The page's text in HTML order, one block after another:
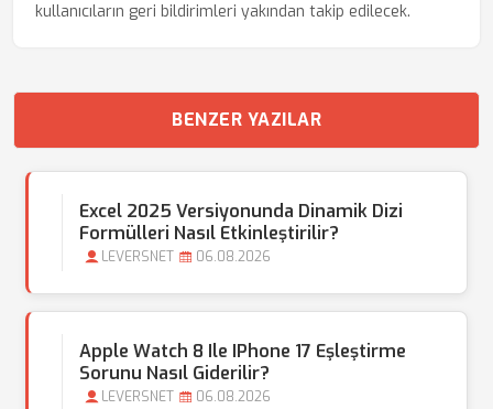
kullanıcıların geri bildirimleri yakından takip edilecek.
BENZER YAZILAR
Excel 2025 Versiyonunda Dinamik Dizi
Formülleri Nasıl Etkinleştirilir?
LEVERSNET 06.08.2026
Apple Watch 8 Ile IPhone 17 Eşleştirme
Sorunu Nasıl Giderilir?
LEVERSNET 06.08.2026